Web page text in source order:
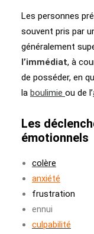
Les personnes
souvent pris par
généralement
l’immédiat, à
de posséder, en
la boulimie ou de l’
Les
émotionnels
colère
anxiété
frustration
ennui
culpabilité